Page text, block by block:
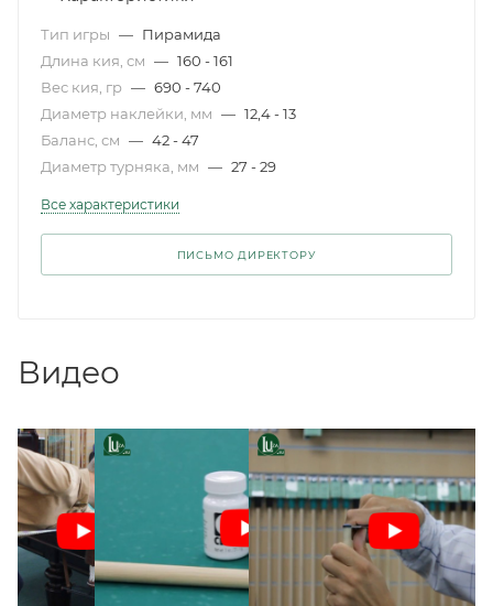
Тип игры — Пирамида
Длина кия, см — 160 - 161
Вес кия, гр — 690 - 740
Диаметр наклейки, мм — 12,4 - 13
Баланс, см — 42 - 47
Диаметр турняка, мм — 27 - 29
Все характеристики
ПИСЬМО ДИРЕКТОРУ
Видео